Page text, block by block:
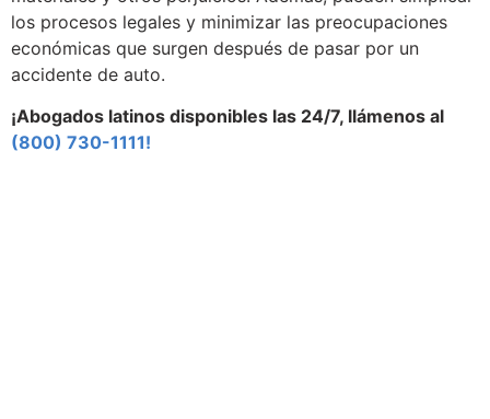
los procesos legales y minimizar las preocupaciones
económicas que surgen después de pasar por un
accidente de auto.
¡Abogados latinos disponibles las 24/7, llámenos al
(800) 730-1111!